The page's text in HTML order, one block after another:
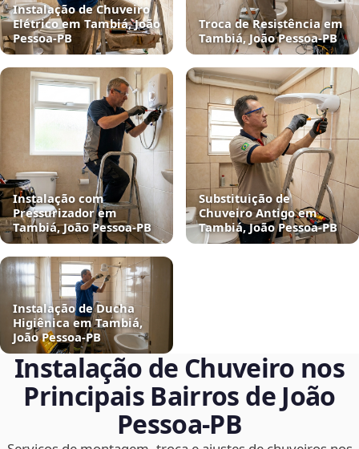
Instalação de Chuveiro
Elétrico em Tambiá, João
Pessoa‑PB
Troca de Resistência em
Tambiá, João Pessoa‑PB
Instalação com
Pressurizador em
Tambiá, João Pessoa‑PB
Substituição de
Chuveiro Antigo em
Tambiá, João Pessoa‑PB
Instalação de Ducha
Higiênica em Tambiá,
João Pessoa‑PB
Instalação de Chuveiro nos
Principais Bairros de João
Pessoa‑PB